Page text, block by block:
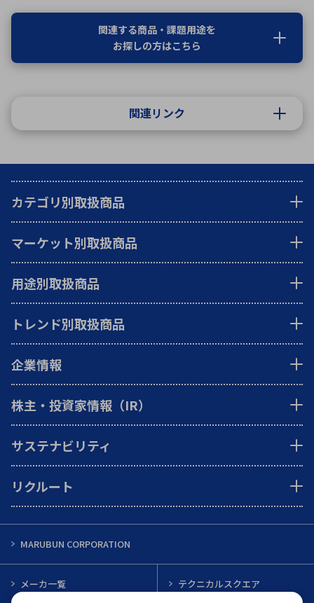
関連する商品・課題用途を
お探しの方はこちら
関連リンク
カテゴリ別取扱商品
マーケット別取扱商品
用途別取扱商品
トレンド別取扱商品
企業情報
株主・投資家情報（IR）
サステナビリティ
リクルート
MARUBUN CORPORATION
メーカ一覧 テクニカルスクエア